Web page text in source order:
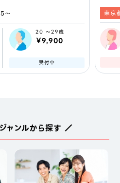
〜
20 ～29歳
￥9,900
受付中
人 #
東京
ャンルから探す ／